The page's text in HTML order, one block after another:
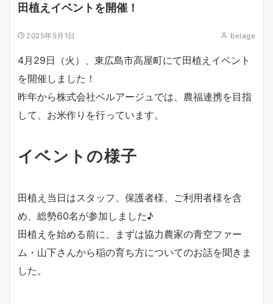
田植えイベントを開催！
2025年5月1日 belage
4月29日（火）、東広島市高屋町にて田植えイベント
を開催しました！
昨年から株式会社ベルアージュでは、農福連携を目指
して、お米作りを行っています。
イベントの様子
田植え当日はスタッフ、保護者様、ご利用者様を含
め、総勢60名が参加しました♪
田植えを始める前に、まずは協力農家の青空ファー
ム・山下さんから稲の育ち方についてのお話を聞きま
した。